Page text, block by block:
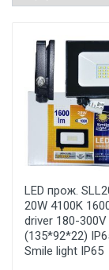
LED прож.
20W 4100K
driver 180-300V
(135*92*22)
Smile light IP65